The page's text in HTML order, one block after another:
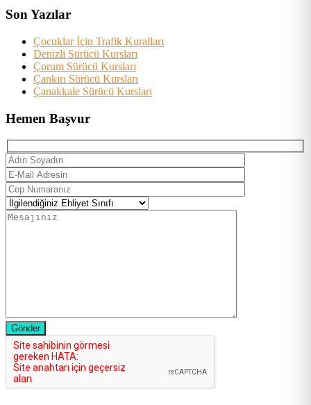
Son Yazılar
Çocuklar İçin Trafik Kuralları
Denizli Sürücü Kursları
Çorum Sürücü Kursları
Çankırı Sürücü Kursları
Çanakkale Sürücü Kursları
Hemen Başvur
Gönder